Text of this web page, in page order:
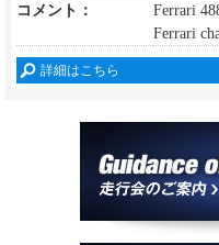
コメント：
Ferrari
Ferrari
詳細はこちら